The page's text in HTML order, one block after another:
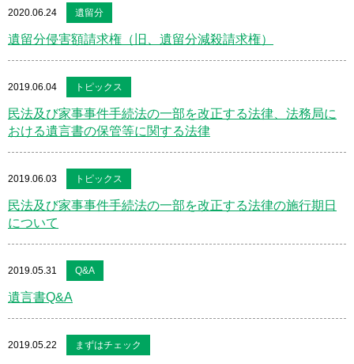
2020.06.24 遺留分
遺留分侵害額請求権（旧、遺留分減殺請求権）
2019.06.04 トピックス
民法及び家事事件手続法の一部を改正する法律、法務局に
おける遺言書の保管等に関する法律
2019.06.03 トピックス
民法及び家事事件手続法の一部を改正する法律の施行期日
について
2019.05.31 Q&A
遺言書Q&A
2019.05.22 まずはチェック